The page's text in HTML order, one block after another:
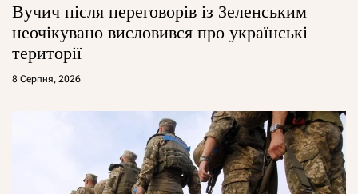
Вучич після переговорів із Зеленським
неочікувано висловився про українські
території
8 Серпня, 2026